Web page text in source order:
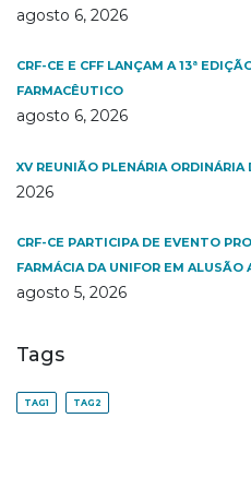
agosto 6, 2026
CRF-CE E CFF LANÇAM A 13ª
FARMACÊUTICO
agosto 6, 2026
XV REUNIÃO PLENÁRIA ORDINÁRIA
2026
CRF-CE PARTICIPA DE EVENTO
FARMÁCIA DA UNIFOR EM ALUSÃO
agosto 5, 2026
Tags
TAG1 TAG2